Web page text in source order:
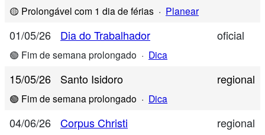
🟡 Prolongável com 1 dia de férias · Planear
01/05/26 Dia do Trabalhador oficial
🟢 Fim de semana prolongado · Dica
15/05/26 Santo Isidoro regional
🟢 Fim de semana prolongado · Dica
04/06/26 Corpus Christi regional